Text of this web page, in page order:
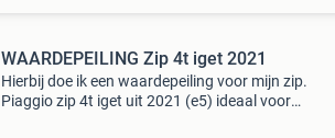
WAARDEPEILING Zip 4t iget 2021
Hierbij doe ik een waardepeiling voor mijn zip.
Piaggio zip 4t iget uit 2021 (e5) ideaal voor